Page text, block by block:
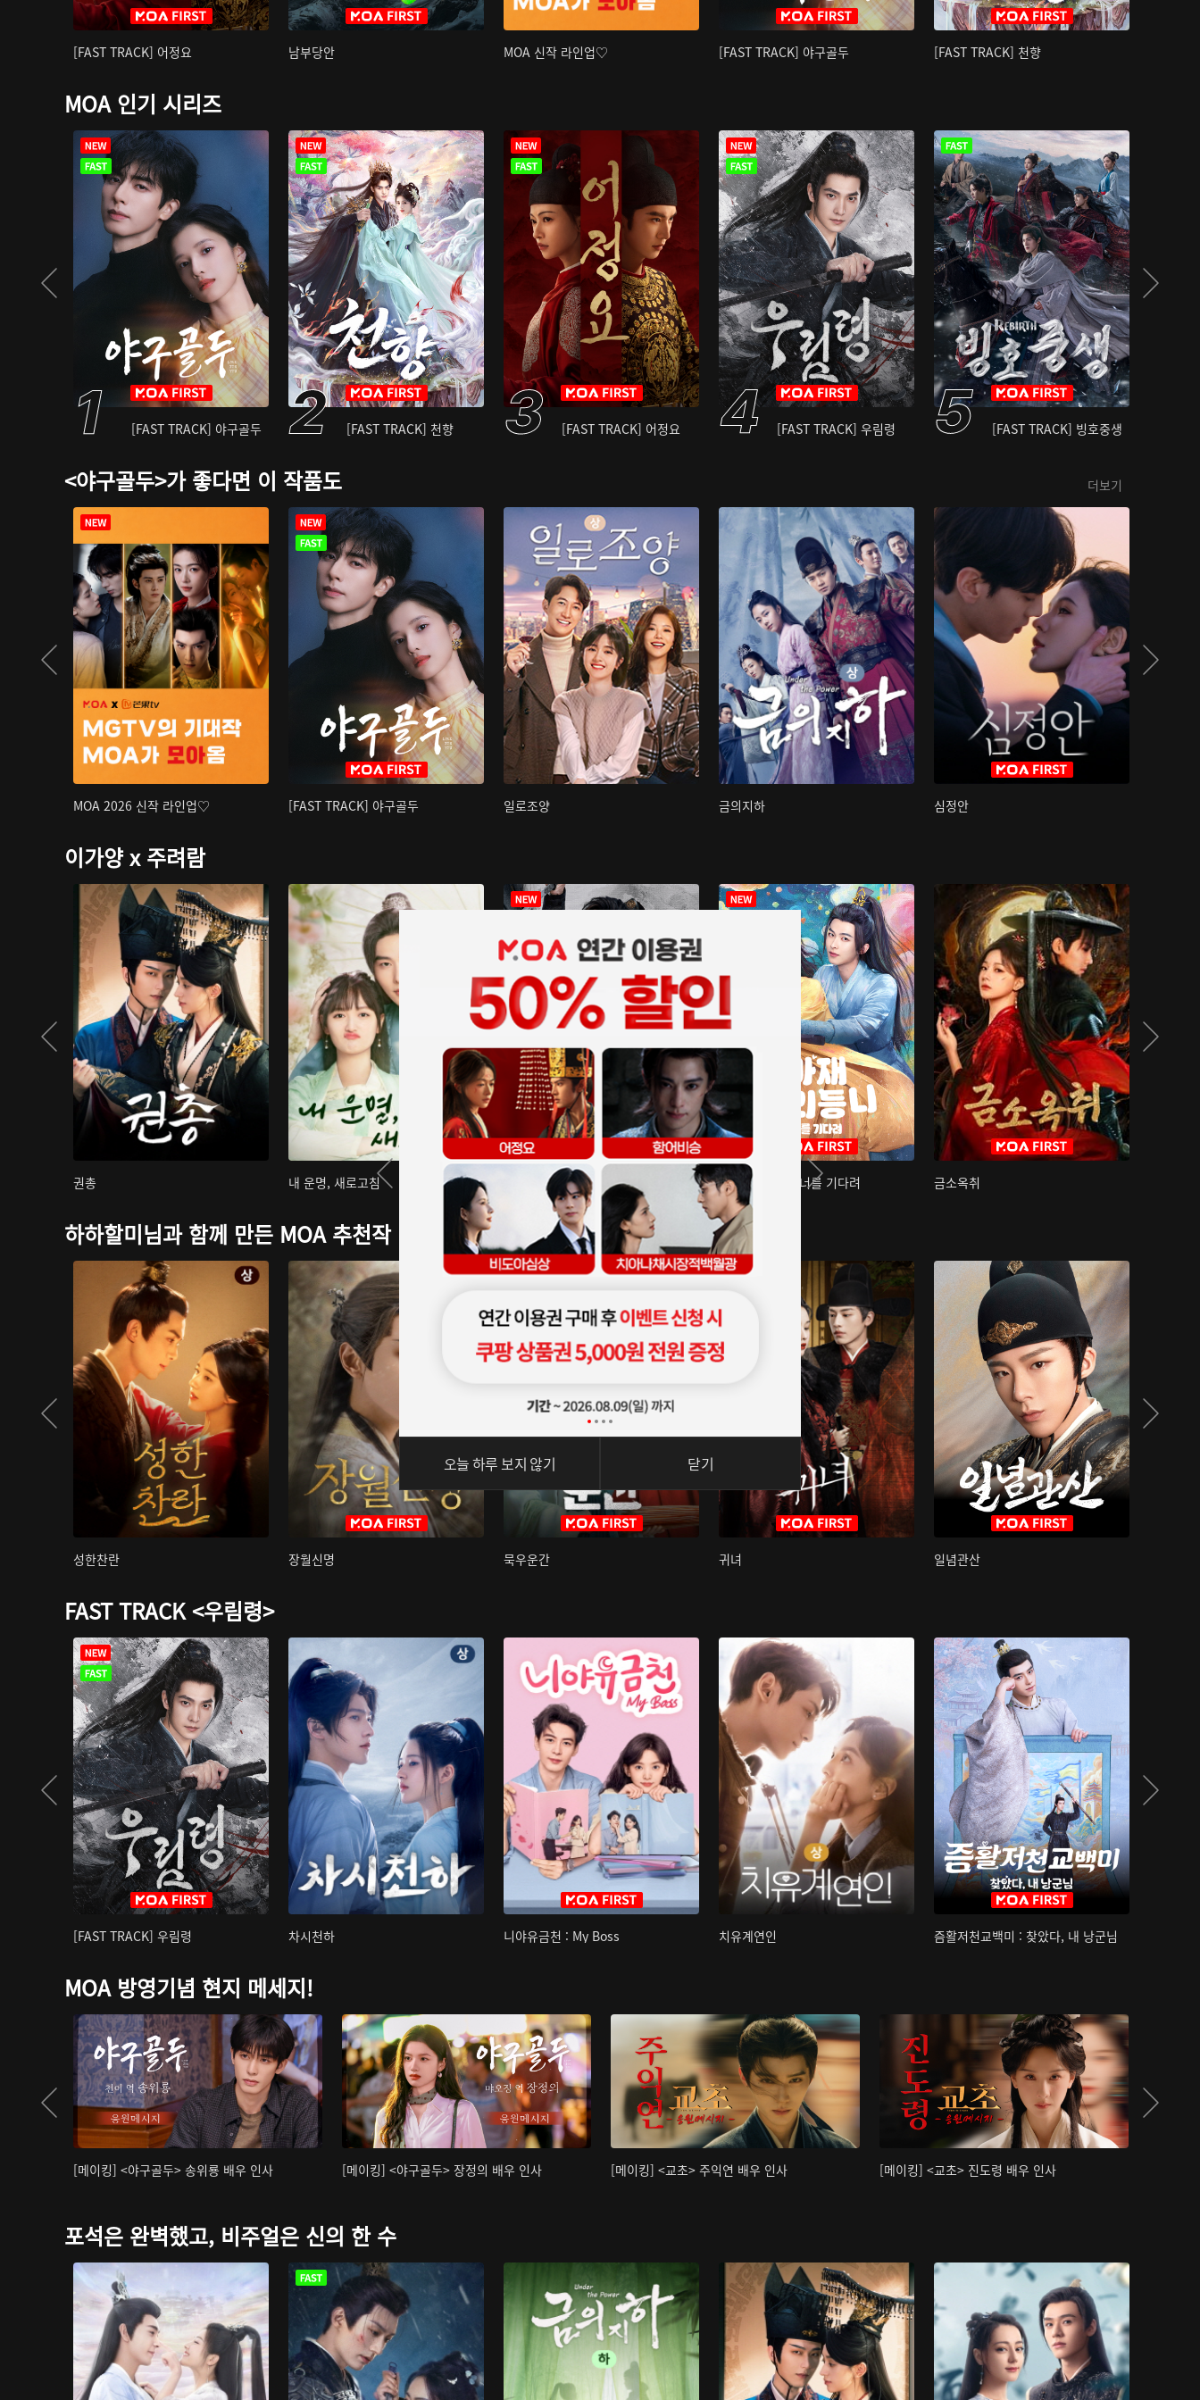
[FAST TRACK] 어정요 남부당안 MOA 신작 라인업♡ [FAST TRACK] 야구골두 [FAST TRACK] 천향
MOA 인기 시리즈
[FAST TRACK] 야구골두 [FAST TRACK] 천향 [FAST TRACK] 어정요 [FAST TRACK] 우림령 [FAST TRACK] 빙호중생
<야구골두>가 좋다면 이 작품도 더보기
MOA 2026 신작 라인업♡ [FAST TRACK] 야구골두 일로조양 금의지하 심정안
이가양 x 주려람
권총 내 운명, 새로고침 아재저리등니 : 너를 기다려 금소옥취
하하할미님과 함께 만든 MOA 추천작
성한찬란 장월신명 묵우운간 귀녀 일념관산
FAST TRACK <우림령>
[FAST TRACK] 우림령 차시천하 니야유금천 : My Boss 치유계연인 즘활저천교백미 : 찾았다, 내 낭군님
MOA 방영기념 현지 메세지!
[메이킹] <야구골두> 송위룡 배우 인사 [메이킹] <야구골두> 장정의 배우 인사 [메이킹] <교초> 주익연 배우 인사 [메이킹] <교초> 진도령 배우 인사
포석은 완벽했고, 비주얼은 신의 한 수
오늘 하루 보지 않기 닫기